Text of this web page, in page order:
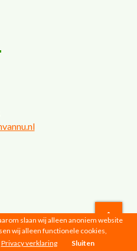
|Privacyverklaring
slaan wij alleen anoniem website
wij alleen functionele cookies,
Privacy verklaring Sluiten